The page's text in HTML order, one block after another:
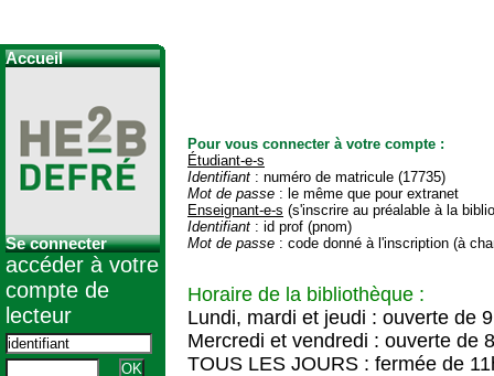
Pour vous connecter à votre compte :
Étudiant-e-s
Identifiant : numéro de matricule (17735)
Mot de passe : le même que pour extranet
Enseignant-e-s (s'inscrire au préalable à la
Identifiant : id prof (pnom)
Mot de passe : code donné à l'inscription (à
Horaire de la bibliothèque :
Lundi, mardi et jeudi : ouverte de
Mercredi et vendredi : ouverte de
TOUS LES JOURS : fermée de
Accueil
Se connecter
accéder à votre
compte de
lecteur